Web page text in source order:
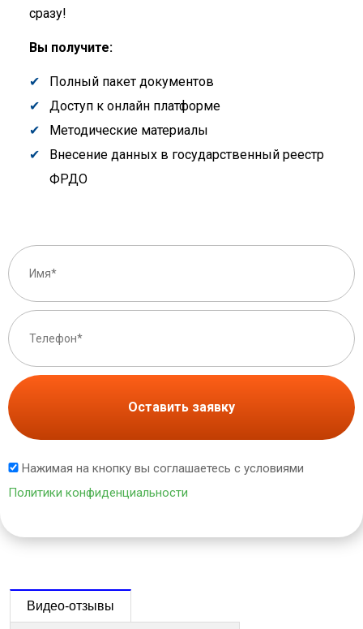
сразу!
Вы получите:
Полный пакет документов
Доступ к онлайн платформе
Методические материалы
Внесение данных в государственный реестр
ФРДО
Оставить заявку
Нажимая на кнопку вы соглашаетесь с условиями
Политики конфиденциальности
Видео-отзывы